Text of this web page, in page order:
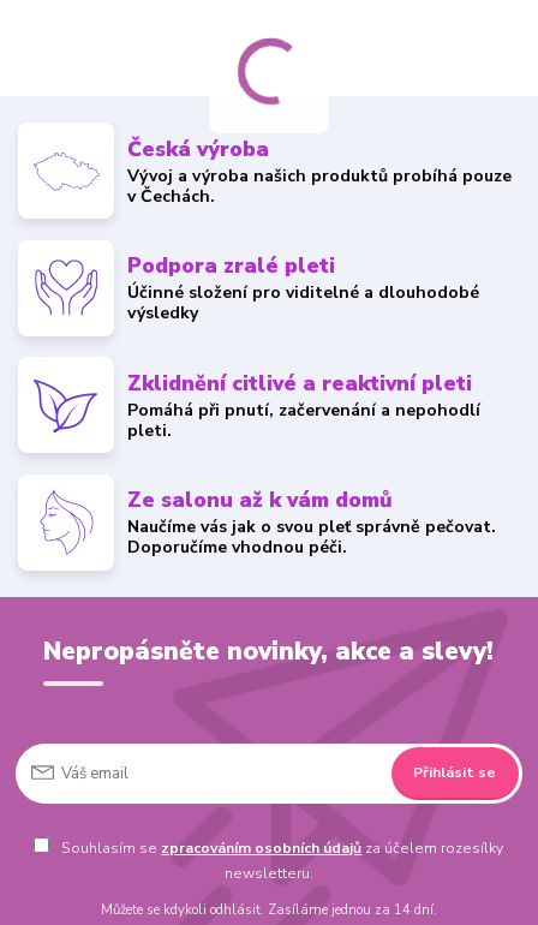
Česká výroba
Vývoj a výroba našich produktů probíhá pouze
v Čechách.
Podpora zralé pleti
Účinné složení pro viditelné a dlouhodobé
výsledky
Zklidnění citlivé a reaktivní pleti
Pomáhá při pnutí, začervenání a nepohodlí
pleti.
Ze salonu až k vám domů
Naučíme vás jak o svou pleť správně pečovat.
Doporučíme vhodnou péči.
Nepropásněte novinky, akce a slevy!
Přihlásit se
Souhlasím se zpracováním osobních údajů za účelem rozesílky
newsletteru.
Můžete se kdykoli odhlásit. Zasíláme jednou za 14 dní.